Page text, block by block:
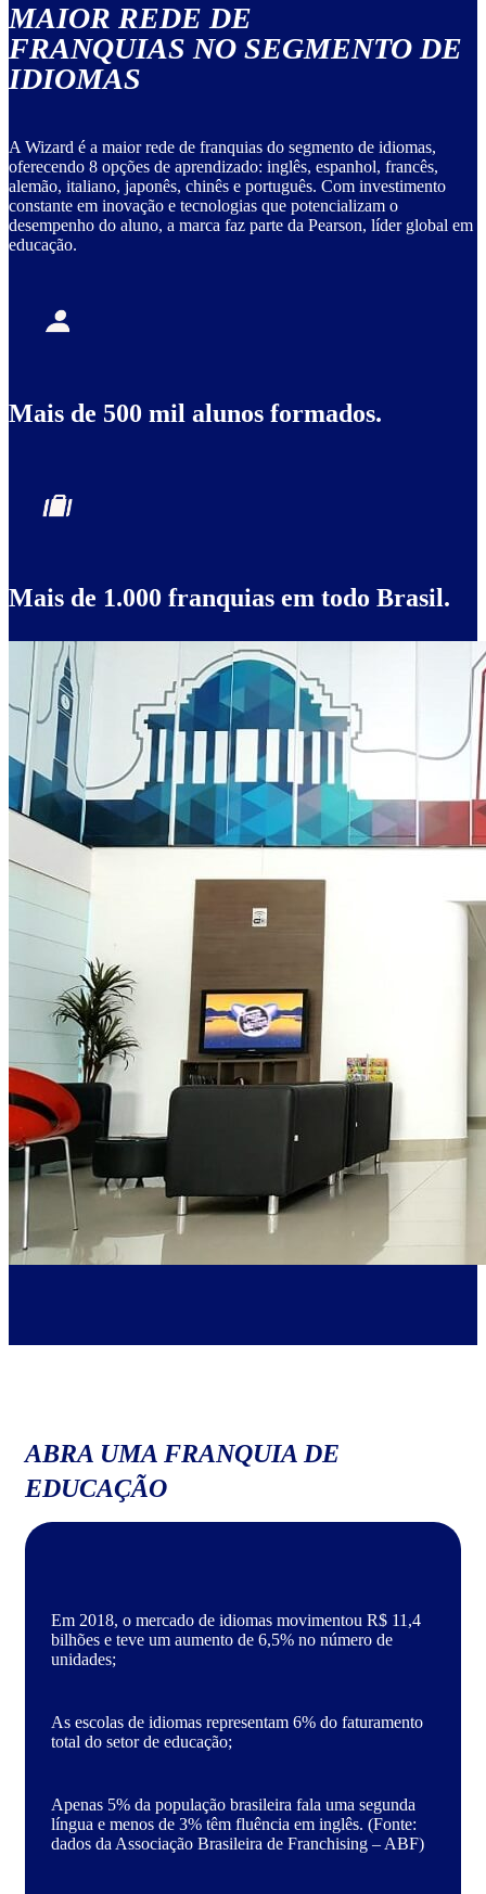
MAIOR REDE DE
FRANQUIAS NO SEGMENTO DE
IDIOMAS
A Wizard é a maior rede de franquias do segmento de idiomas,
oferecendo 8 opções de aprendizado: inglês, espanhol, francês,
alemão, italiano, japonês, chinês e português. Com investimento
constante em inovação e tecnologias que potencializam o
desempenho do aluno, a marca faz parte da Pearson, líder global em
educação.
Mais de 500 mil alunos formados.
Mais de 1.000 franquias em todo Brasil.
ABRA UMA FRANQUIA DE
EDUCAÇÃO
Em 2018, o mercado de idiomas movimentou R$ 11,4
bilhões e teve um aumento de 6,5% no número de
unidades;
As escolas de idiomas representam 6% do faturamento
total do setor de educação;
Apenas 5% da população brasileira fala uma segunda
língua e menos de 3% têm fluência em inglês. (Fonte:
dados da Associação Brasileira de Franchising – ABF)